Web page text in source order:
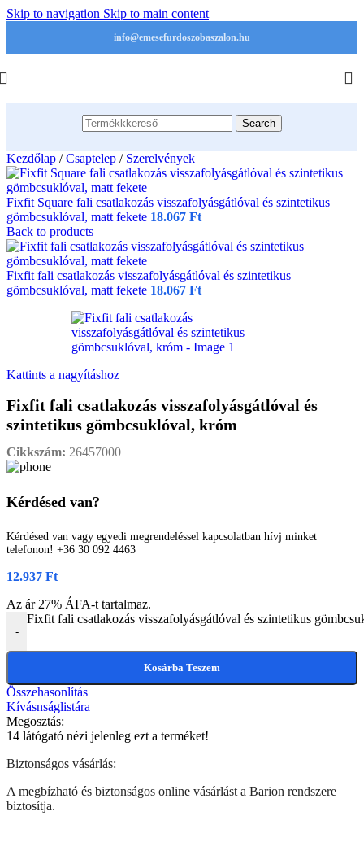
Skip to navigation Skip to main content
info@emesefurdoszobaszalon.hu
Search
Kezdőlap / Csaptelep / Szerelvények
Fixfit Square fali csatlakozás visszafolyásgátlóval és szintetikus
gömbcsuklóval, matt fekete 18.067 Ft
Back to products
Fixfit fali csatlakozás visszafolyásgátlóval és szintetikus
gömbcsuklóval, matt fekete 18.067 Ft
Kattints a nagyításhoz
Fixfit fali csatlakozás visszafolyásgátlóval és
szintetikus gömbcsuklóval, króm
Cikkszám: 26457000
Kérdésed van?
Kérdésed van vagy egyedi megrendeléssel kapcsolatban hívj minket
telefonon! +36 30 092 4463
12.937 Ft
Az ár 27% ÁFA-t tartalmaz.
-
Fixfit fali csatlakozás visszafolyásgátlóval és szintetikus
Kosárba Teszem
Összehasonlítás
Kívásnságlistára
Megosztás:
14 látógató nézi jelenleg ezt a terméket!
Biztonságos vásárlás:
A megbízható és biztonságos online vásárlást a Barion rendszere
biztosítja.